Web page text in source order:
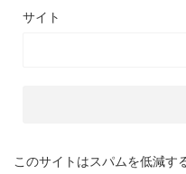
サイト
このサイトはスパムを低減す